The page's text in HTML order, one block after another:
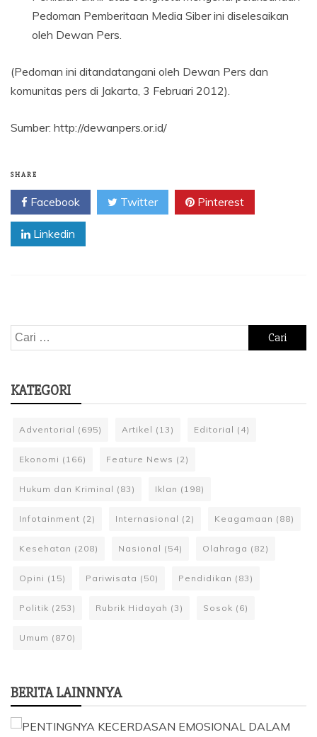
Pedoman Pemberitaan Media Siber ini diselesaikan
oleh Dewan Pers.
(Pedoman ini ditandatangani oleh Dewan Pers dan
komunitas pers di Jakarta, 3 Februari 2012).
Sumber: http://dewanpers.or.id/
SHARE
Facebook Twitter Pinterest
Linkedin
Cari
untuk:
KATEGORI
Adventorial (695) Artikel (13) Editorial (4)
Ekonomi (166) Feature News (2)
Hukum dan Kriminal (83) Iklan (198)
Infotainment (2) Internasional (2) Keagamaan (88)
Kesehatan (208) Nasional (54) Olahraga (82)
Opini (15) Pariwisata (50) Pendidikan (83)
Politik (253) Rubrik Hidayah (3) Sosok (6)
Umum (870)
BERITA LAINNNYA